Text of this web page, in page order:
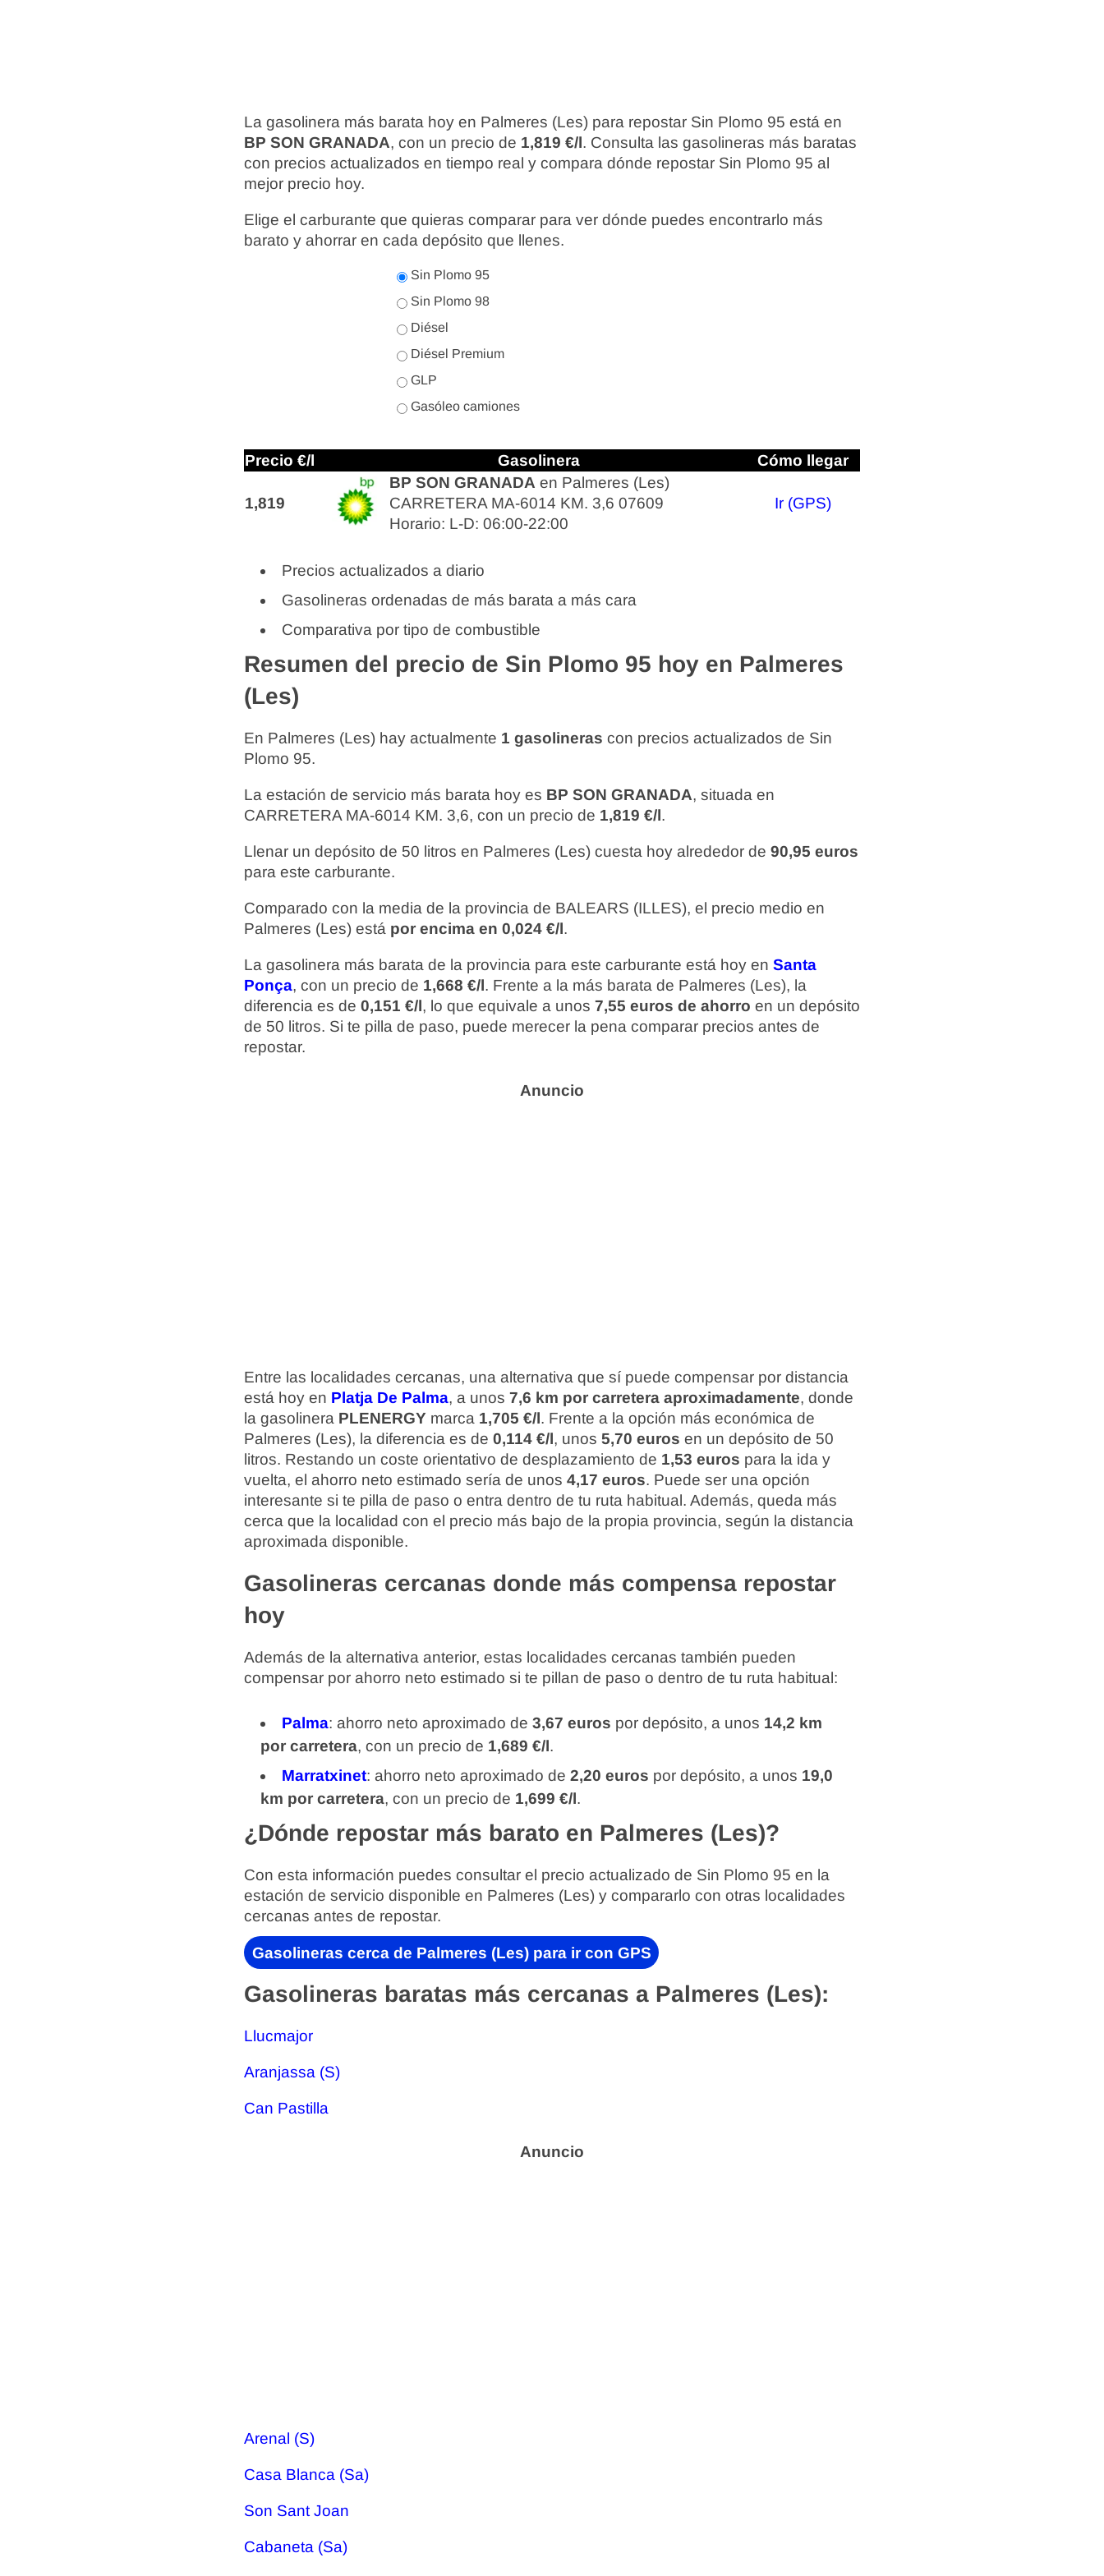
La gasolinera más barata hoy en Palmeres (Les) para repostar Sin Plomo 95 está en
BP SON GRANADA, con un precio de 1,819 €/l. Consulta las gasolineras más baratas
con precios actualizados en tiempo real y compara dónde repostar Sin Plomo 95 al
mejor precio hoy.
Elige el carburante que quieras comparar para ver dónde puedes encontrarlo más
barato y ahorrar en cada depósito que llenes.
Sin Plomo 95
Sin Plomo 98
Diésel
Diésel Premium
GLP
Gasóleo camiones
Precio €/l Gasolinera Cómo llegar
1,819
BP SON GRANADA en Palmeres (Les)
CARRETERA MA-6014 KM. 3,6 07609
Horario: L-D: 06:00-22:00
Ir (GPS)
Precios actualizados a diario
Gasolineras ordenadas de más barata a más cara
Comparativa por tipo de combustible
Resumen del precio de Sin Plomo 95 hoy en Palmeres
(Les)
En Palmeres (Les) hay actualmente 1 gasolineras con precios actualizados de Sin
Plomo 95.
La estación de servicio más barata hoy es BP SON GRANADA, situada en
CARRETERA MA-6014 KM. 3,6, con un precio de 1,819 €/l.
Llenar un depósito de 50 litros en Palmeres (Les) cuesta hoy alrededor de 90,95 euros
para este carburante.
Comparado con la media de la provincia de BALEARS (ILLES), el precio medio en
Palmeres (Les) está por encima en 0,024 €/l.
La gasolinera más barata de la provincia para este carburante está hoy en Santa
Ponça, con un precio de 1,668 €/l. Frente a la más barata de Palmeres (Les), la
diferencia es de 0,151 €/l, lo que equivale a unos 7,55 euros de ahorro en un depósito
de 50 litros. Si te pilla de paso, puede merecer la pena comparar precios antes de
repostar.
Entre las localidades cercanas, una alternativa que sí puede compensar por distancia
está hoy en Platja De Palma, a unos 7,6 km por carretera aproximadamente, donde
la gasolinera PLENERGY marca 1,705 €/l. Frente a la opción más económica de
Palmeres (Les), la diferencia es de 0,114 €/l, unos 5,70 euros en un depósito de 50
litros. Restando un coste orientativo de desplazamiento de 1,53 euros para la ida y
vuelta, el ahorro neto estimado sería de unos 4,17 euros. Puede ser una opción
interesante si te pilla de paso o entra dentro de tu ruta habitual. Además, queda más
cerca que la localidad con el precio más bajo de la propia provincia, según la distancia
aproximada disponible.
Gasolineras cercanas donde más compensa repostar
hoy
Además de la alternativa anterior, estas localidades cercanas también pueden
compensar por ahorro neto estimado si te pillan de paso o dentro de tu ruta habitual:
Palma: ahorro neto aproximado de 3,67 euros por depósito, a unos 14,2 km
por carretera, con un precio de 1,689 €/l.
Marratxinet: ahorro neto aproximado de 2,20 euros por depósito, a unos 19,0
km por carretera, con un precio de 1,699 €/l.
¿Dónde repostar más barato en Palmeres (Les)?
Con esta información puedes consultar el precio actualizado de Sin Plomo 95 en la
estación de servicio disponible en Palmeres (Les) y compararlo con otras localidades
cercanas antes de repostar.
Gasolineras cerca de Palmeres (Les) para ir con GPS
Gasolineras baratas más cercanas a Palmeres (Les):
Llucmajor
Aranjassa (S)
Can Pastilla
Arenal (S)
Casa Blanca (Sa)
Son Sant Joan
Cabaneta (Sa)